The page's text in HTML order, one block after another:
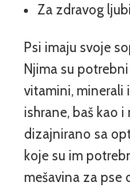
Za zdravog
Psi imaju svoje
Njima su
vitamini, minerali
ishrane, baš kao
dizajnirano sa
koje su im
mešavina za pse